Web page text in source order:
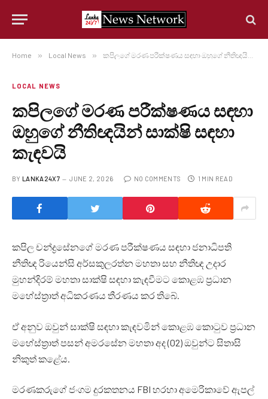
Home » Local News » කපිලගේ මරණ පරීක්ෂණය සඳහා ඔහුගේ නීතිඥයින් සාක්ෂි සඳහා කැඳ වයි
LOCAL NEWS
කපිලගේ මරණ පරීක්ෂණය සඳහා
ඔහුගේ නීතිඥයින් සාක්ෂි සඳහා
කැඳ වයි
BY LANKA24X7 JUNE 2, 2026 NO COMMENTS 1 MIN READ
කපිල චන්ද්‍රසේනගේ මරණ පරීක්ෂණය සඳහා ජනාධිපති
නීතිඥ රියෙන්සි අර්සකුලරත්න මහතා සහ නීතිඥ උදාර
මුහන්දිරම් මහතා සාක්ෂි සඳහා කැඳවීමට කොළඹ ප්‍රධාන
මහේස්ත්‍රාත් අධිකරණය තීරණය කර තිබේ.
ඒ අනුව ඔවුන් සාක්ෂි සඳහා කැඳවමින් කොළඹ කොටුව ප්‍රධාන
මහේස්ත්‍රාත් පසන් අමරසේන මහතා අද (02) ඔවුන්ට සිතාසි
නිකුත් කළේය.
මරණකරුගේ ජංගම දුරකතනය FBI හරහා අමෙරිකාවේ ඇපල්